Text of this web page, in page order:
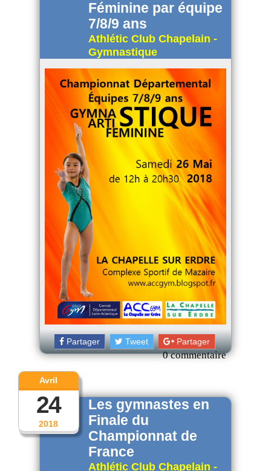
Féminine par équipe
7/8/9 ans
Athlétic Club Chapelain -
Gymnastique
Partager Tweet Partager
0 commentaire
2018
Avril
24
Les gymnastes en
Finale du
Championnat de
France
Athlétic Club Chapelain -